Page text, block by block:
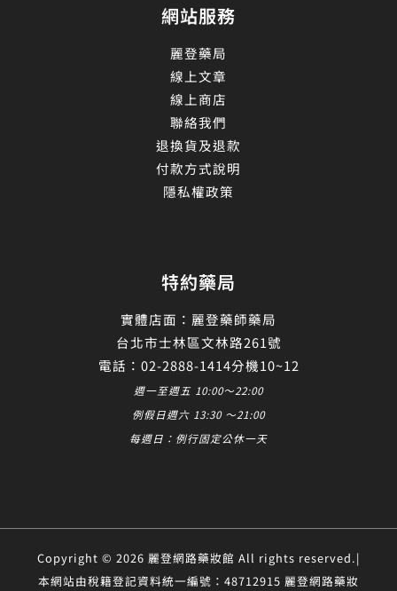
網站服務
麗登藥局
線上文章
線上商店
聯絡我們
退換貨及退款
付款方式說明
隱私權政策
特約藥局
實體店面：麗登藥師藥局
台北市士林區文林路261號
電話：02-2888-1414分機10~12
週一至週五 10:00～22:00
例假日週六 13:30 ～21:00
每週日：例行固定公休一天
Copyright © 2026 麗登網路藥妝館 All rights reserved.|
本網站由稅籍登記資料統一編號：48712915 麗登網路藥妝